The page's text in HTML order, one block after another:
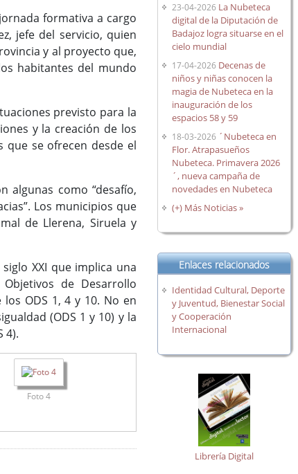
formativa a cargo
jefe del servicio, quien
y al proyecto que,
habitantes del mundo
previsto para la
y la creación de los
que se ofrecen desde el
algunas como “desafío,
Los municipios que
de Llerena, Siruela y
XXI que implica una
de Desarrollo
ODS 1, 4 y 10. No en
(ODS 1 y 10) y la
4).
Foto 4
23-04-2026 La Nubeteca
digital de la Diputación de
Badajoz logra situarse en el
cielo mundial
17-04-2026 Decenas de
niños y niñas conocen la
magia de Nubeteca en la
inauguración de los
espacios 58 y 59
18-03-2026 ´Nubeteca en
Flor. Atrapasueños
Nubeteca. Primavera 2026
´, nueva campaña de
novedades en Nubeteca
(+) Más Noticias »
Enlaces relacionados
Identidad Cultural, Deporte
y Juventud, Bienestar Social
y Cooperación
Internacional
Librería Digital